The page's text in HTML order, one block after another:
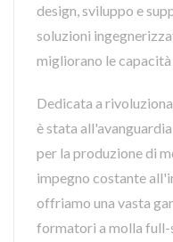
design, sviluppo e
soluzioni
migliorano le
Dedicata a
è stata
per la produzione di
impegno costante
offriamo una vasta
formatori a molla full-